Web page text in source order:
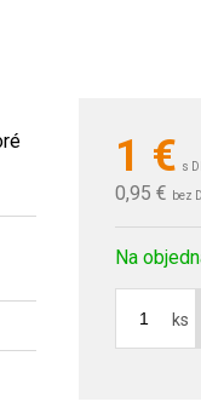
1 € s
0,95 € bez
Na
ks